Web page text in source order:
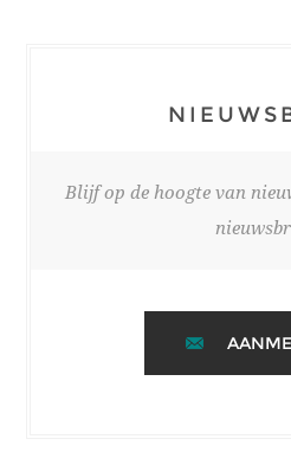
Blijf op de hoogte van